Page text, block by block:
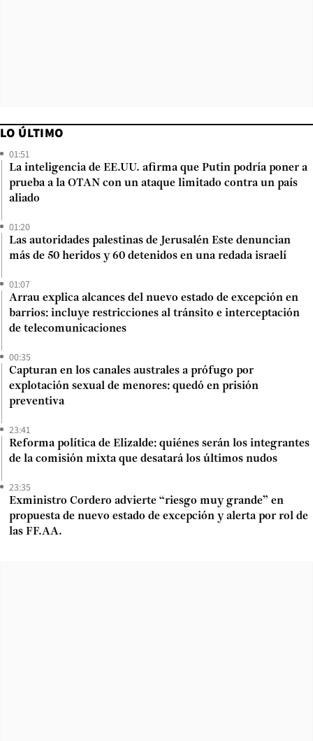
LO ÚLTIMO
01:51
La inteligencia de EE.UU. afirma que Putin podría poner a
prueba a la OTAN con un ataque limitado contra un país
aliado
01:20
Las autoridades palestinas de Jerusalén Este denuncian
más de 50 heridos y 60 detenidos en una redada israelí
01:07
Arrau explica alcances del nuevo estado de excepción en
barrios: incluye restricciones al tránsito e interceptación
de telecomunicaciones
00:35
Capturan en los canales australes a prófugo por
explotación sexual de menores: quedó en prisión
preventiva
23:41
Reforma política de Elizalde: quiénes serán los integrantes
de la comisión mixta que desatará los últimos nudos
23:35
Exministro Cordero advierte “riesgo muy grande” en
propuesta de nuevo estado de excepción y alerta por rol de
las FF.AA.